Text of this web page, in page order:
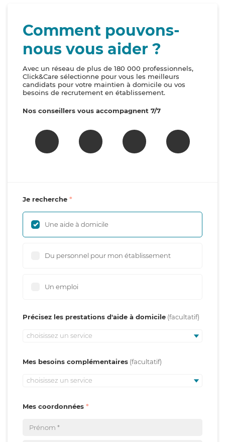
Comment pouvons-
nous vous aider ?
Avec un réseau de plus de 180 000 professionnels,
Click&Care sélectionne pour vous les meilleurs
candidats pour votre maintien à domicile ou vos
besoins de recrutement en établissement.
Nos conseillers vous accompagnent 7/7
Je recherche
Une aide à domicile
Du personnel pour mon établissement
Un emploi
Précisez les prestations d'aide à domicile
choisissez un service
Mes besoins complémentaires
choisissez un service
Mes coordonnées